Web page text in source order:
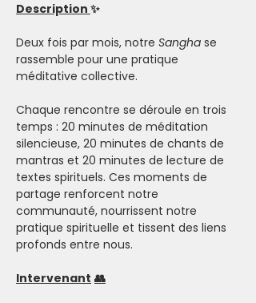
Description ✨
Deux fois par mois, notre Sangha se
rassemble pour une pratique
méditative collective.
Chaque rencontre se déroule en trois
temps : 20 minutes de méditation
silencieuse, 20 minutes de chants de
mantras et 20 minutes de lecture de
textes spirituels. Ces moments de
partage renforcent notre
communauté, nourrissent notre
pratique spirituelle et tissent des liens
profonds entre nous.
Intervenant 👥